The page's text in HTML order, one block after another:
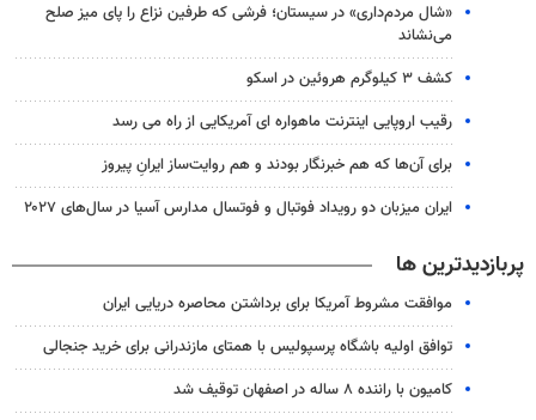
«شال مردم‌داری» در سیستان؛ فرشی که طرفین نزاع را پای میز صلح
می‌نشاند
کشف ۳ کیلوگرم هروئین در اسکو
رقیب اروپایی اینترنت ماهواره ای آمریکایی از راه می رسد
برای آن‌ها که هم خبرنگار بودند و هم‌ روایت‌ساز ایرانِ پیروز
ایران میزبان دو رویداد فوتبال و فوتسال مدارس آسیا در سال‌های ۲۰۲۷
پربازدیدترین ها
موافقت مشروط آمریکا برای برداشتن محاصره دریایی ایران
توافق اولیه باشگاه پرسپولیس با همتای مازندرانی برای خرید جنجالی
کامیون با راننده ۸ ساله در اصفهان توقیف شد